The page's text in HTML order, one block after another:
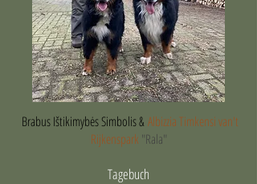
Brabus Ištikimybės Simbolis &Albizzia Timkensi van't
Rijkenspark "Rala"
Tagebuch